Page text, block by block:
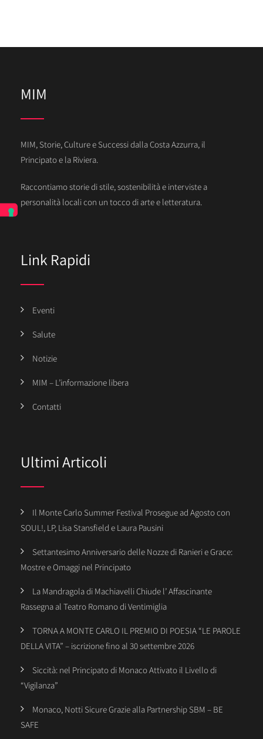
MIM
MIM, Storie, Culture e Successi dalla Costa Azzurra, il
Principato e la Riviera.
Raccontiamo storie di stile, sostenibilità e interviste a
personalità locali con un tocco di arte e letteratura.
Link Rapidi
Eventi
Salute
Notizie
MIM – L’informazione libera
Contatti
Ultimi Articoli
Il Monte Carlo Summer Festival Prosegue ad Agosto con
SOUL!, LP, Lisa Stansfield e Laura Pausini
Settantesimo Anniversario delle Nozze di Ranieri e Grace:
Mostre e Omaggi nel Principato
La Mandragola di Machiavelli Chiude l’ Affascinante
Rassegna al Teatro Romano di Ventimiglia
TORNA A MONTE CARLO IL PREMIO DI POESIA “LE PAROLE
DELLA VITA” – iscrizione fino al 30 settembre 2026
Siccità: nel Principato di Monaco Attivato il Livello di
“Vigilanza”
Monaco, Notti Sicure Grazie alla Partnership SBM – BE
SAFE